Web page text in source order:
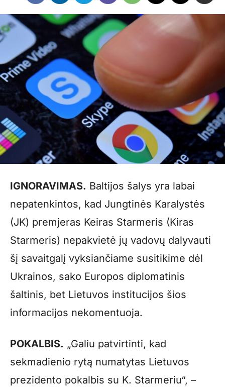
IGNORAVIMAS. Baltijos šalys yra labai
nepatenkintos, kad Jungtinės Karalystės
(JK) premjeras Keiras Starmeris (Kiras
Starmeris) nepakvietė jų vadovų dalyvauti
šį savaitgalį vyksiančiame susitikime dėl
Ukrainos, sako Europos diplomatinis
šaltinis, bet Lietuvos institucijos šios
informacijos nekomentuoja.
POKALBIS. „Galiu patvirtinti, kad
sekmadienio rytą numatytas Lietuvos
prezidento pokalbis su K. Starmeriu“, –